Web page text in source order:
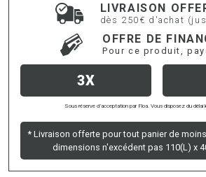
LIVRAISON
dès 250€ d'achat
OFFRE DE
Pour ce produit,
3X
Sous réserve d’acceptation par Floa. Vous disposez du délai
* Livraison offerte pour tout panier de
dimensions n'excédent pas 110(L) x